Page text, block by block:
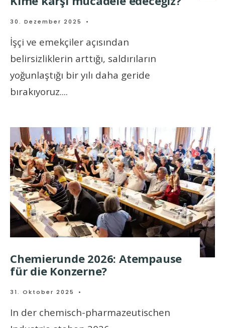
30. Dezember 2025 •
İşçi ve emekçiler açısından
belirsizliklerin arttığı, saldırıların
yoğunlaştığı bir yılı daha geride
bırakıyoruz....
Chemierunde 2026: Atempause
für die Konzerne?
31. Oktober 2025 •
In der chemisch-pharmazeutischen